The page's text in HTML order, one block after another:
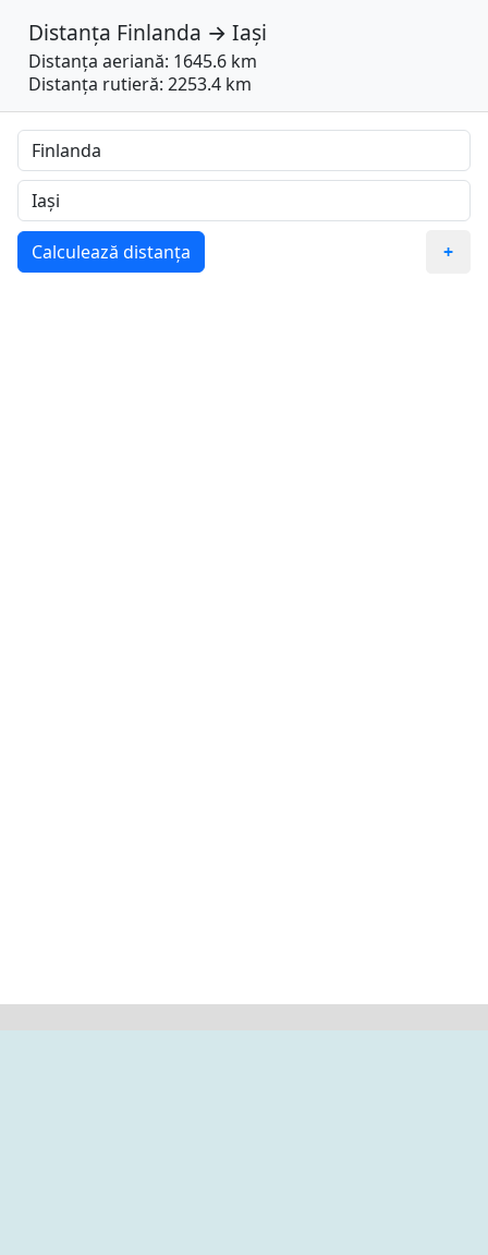
Distanța Finlanda → Iași
Distanța aeriană: 1645.6 km
Distanța rutieră: 2253.4 km
Calculează distanța +